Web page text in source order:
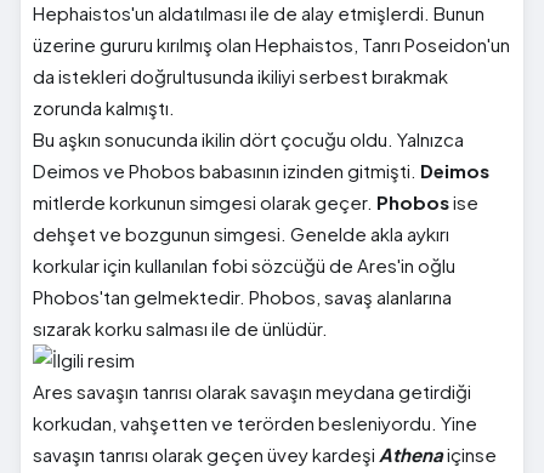
Hephaistos'un aldatılması ile de alay etmişlerdi. Bunun
üzerine gururu kırılmış olan Hephaistos, Tanrı Poseidon'un
da istekleri doğrultusunda ikiliyi serbest bırakmak
zorunda kalmıştı.
Bu aşkın sonucunda ikilin dört çocuğu oldu. Yalnızca
Deimos ve Phobos babasının izinden gitmişti. Deimos
mitlerde korkunun simgesi olarak geçer. Phobosise
dehşet ve bozgunun simgesi. Genelde akla aykırı
korkular için kullanılan fobi sözcüğü de Ares'in oğlu
Phobos'tan gelmektedir. Phobos, savaş alanlarına
sızarak korku salması ile de ünlüdür.
Ares savaşın tanrısı olarak savaşın meydana getirdiği
korkudan, vahşetten ve terörden besleniyordu. Yine
savaşın tanrısı olarak geçen üvey kardeşi Athenaiçinse